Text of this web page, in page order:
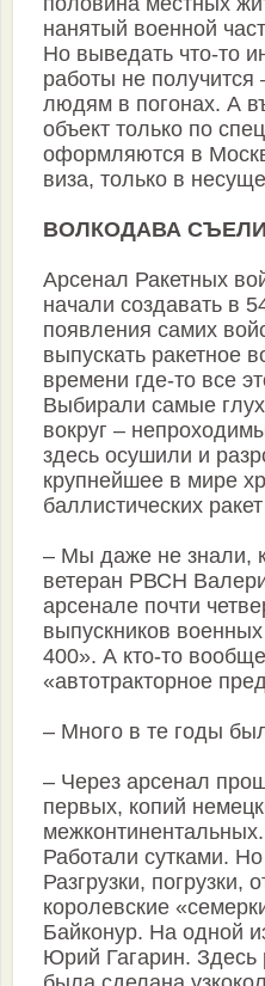
нанятый военной
Но выведать что-то
работы не
людям в погонах. А
объект только по
оформляются в
виза, только в
ВОЛКОДАВА
Арсенал Ракетных
начали создавать в
появления самих
выпускать ракетное
времени где-то все
Выбирали самые
вокруг –
здесь осушили и
крупнейшее в мире
баллистических
– Мы даже не знали,
ветеран РВСН
арсенале почти
выпускников
400». А кто-то
«автотракторное
– Много в те годы
– Через арсенал
первых, копий
Работали сутками.
Разгрузки,
королевские
Байконур. На одной
Юрий Гагарин. Здесь